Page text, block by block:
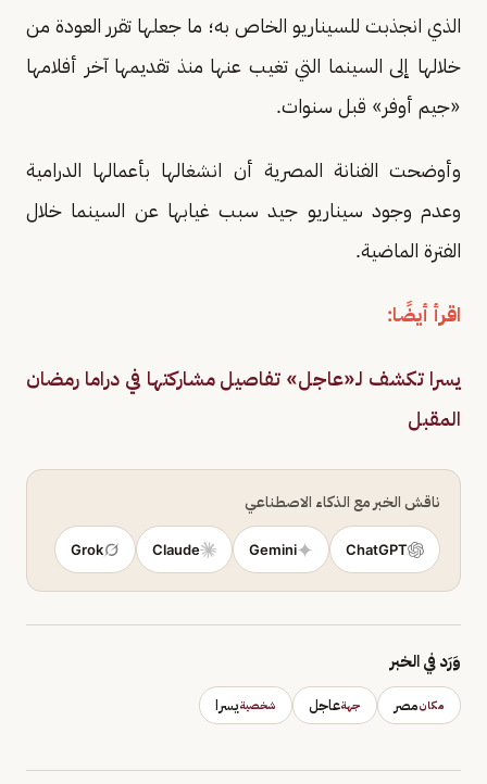
الذي انجذبت للسيناريو الخاص به؛ ما جعلها تقرر العودة من
خلالها إلى السينما التي تغيب عنها منذ تقديمها آخر أفلامها
«جيم أوفر» قبل سنوات.
وأوضحت الفنانة المصرية أن انشغالها بأعمالها الدرامية
وعدم وجود سيناريو جيد سبب غيابها عن السينما خلال
الفترة الماضية.
اقرأ أيضًا:
يسرا تكشف لـ«عاجل» تفاصيل مشاركتها في دراما رمضان
المقبل
ناقش الخبر مع الذكاء الاصطناعي
ChatGPT
Gemini
Claude
Grok
وَرَد في الخبر
مكانمصر جهةعاجل شخصيةيسرا